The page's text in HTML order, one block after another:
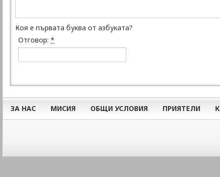
Коя е първата буква от азбуката?
Отговор: *
ЗА НАС МИСИЯ ОБЩИ УСЛОВИЯ ПРИЯТЕЛИ